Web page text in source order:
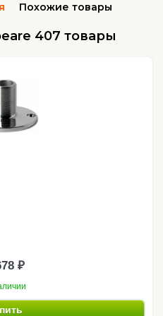
Похожие товары
407 товары
₽